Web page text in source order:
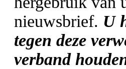
nieuwsbrief. U
tegen deze
verband